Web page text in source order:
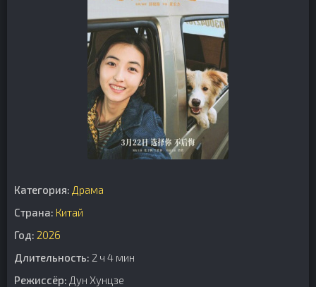
Категория: Драма
Страна: Китай
Год: 2026
Длительность: 2 ч 4 мин
Режиссёр: Дун Хунцзе